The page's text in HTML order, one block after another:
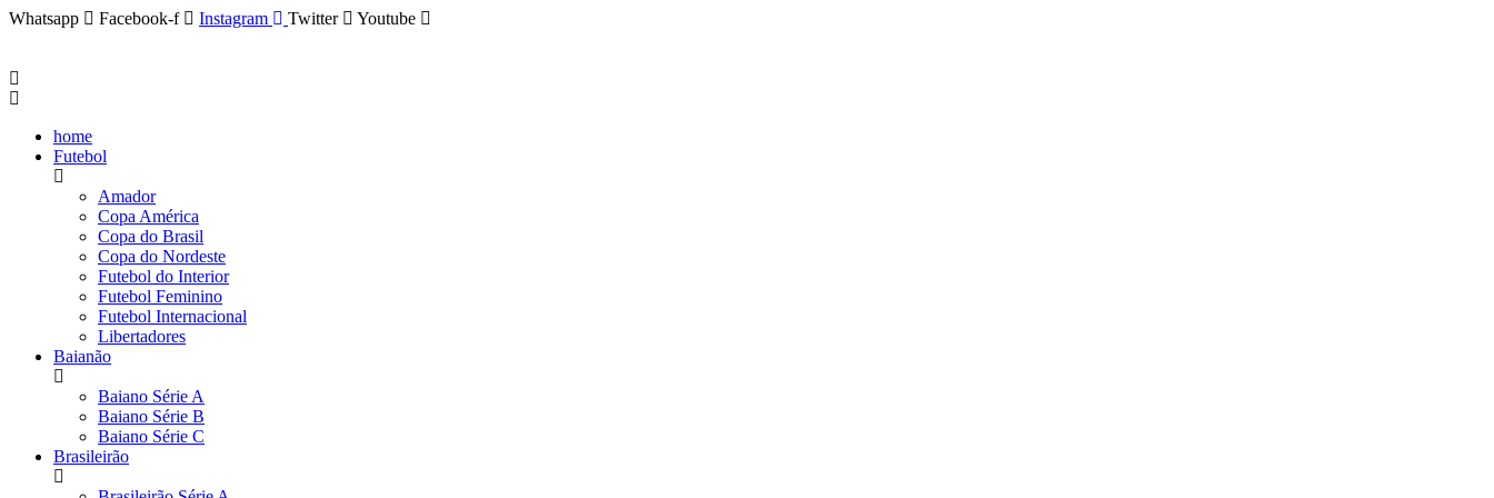
Whatsapp Facebook-f Instagram Twitter Youtube
home
Futebol
Amador
Copa América
Copa do Brasil
Copa do Nordeste
Futebol do Interior
Futebol Feminino
Futebol Internacional
Libertadores
Baianão
Baiano Série A
Baiano Série B
Baiano Série C
Brasileirão